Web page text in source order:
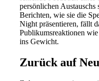
persönlichen
Berichten, wie sie die
Night präsentieren, fällt
Publikumsreaktionen
ins Gewicht.
Zurück auf